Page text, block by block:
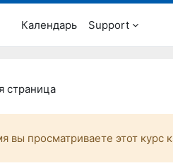
Календарь
Support
страница
вы просматриваете этот курс